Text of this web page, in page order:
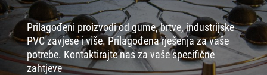
Prilagođeni proizvodi od gume, brtve, industrijske
PVC zavjese i više. Prilagođena rješenja za vaše
potrebe. Kontaktirajte nas za vaše specifične
zahtjeve